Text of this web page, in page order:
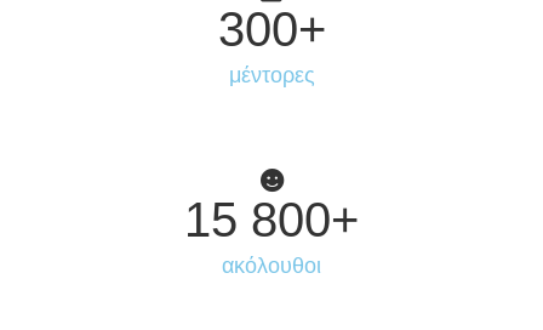
300+
μέντορες
15 800+
ακόλουθοι